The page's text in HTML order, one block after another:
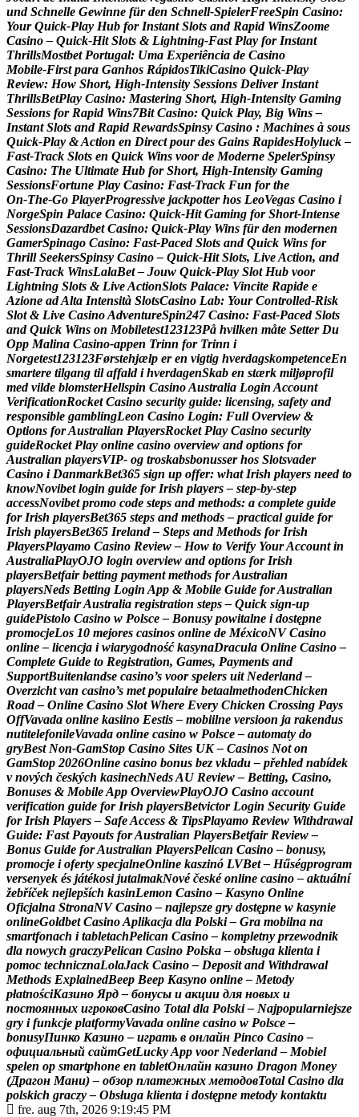
und Schnelle Gewinne für den Schnell‑SpielerFreeSpin Casino:
Your Quick‑Play Hub for Instant Slots and Rapid WinsZoome
Casino – Quick‑Hit Slots & Lightning‑Fast Play for Instant
ThrillsMostbet Portugal: Uma Experiência de Casino
Mobile‑First para Ganhos RápidosTikiCasino Quick‑Play
Review: How Short, High‑Intensity Sessions Deliver Instant
ThrillsBetPlay Casino: Mastering Short, High‑Intensity Gaming
Sessions for Rapid Wins7Bit Casino: Quick Play, Big Wins –
Instant Slots and Rapid RewardsSpinsy Casino : Machines à sous
Quick‑Play &Action en Direct pour des Gains RapidesHolyluck –
Fast‑Track Slots en Quick Wins voor de Moderne SpelerSpinsy
Casino: The Ultimate Hub for Short, High‑Intensity Gaming
SessionsFortune Play Casino: Fast‑Track Fun for the
On‑The‑Go PlayerProgressive jackpotter hos LeoVegas Casino i
NorgeSpin Palace Casino: Quick‑Hit Gaming for Short‑Intense
SessionsDazardbet Casino: Quick‑Play Wins für den modernen
GamerSpinago Casino: Fast‑Paced Slots and Quick Wins for
Thrill SeekersSpinsy Casino – Quick‑Hit Slots, LiveAction, and
Fast‑Track WinsLalaBet – Jouw Quick‑Play Slot Hub voor
Lightning Slots & LiveActionSlots Palace: Vincite Rapide e
Azione adAlta Intensità SlotsCasino Lab: Your Controlled‑Risk
Slot & Live CasinoAdventureSpin247 Casino: Fast‑Paced Slots
and Quick Wins on Mobiletest123123På hvilken måte Setter Du
Opp Malina Casino-appen Trinn for Trinn i
Norgetest123123Førstehjælp er en vigtig hverdagskompetenceEn
smartere tilgang til affald i hverdagenSkab en stærk miljøprofil
med vilde blomsterHellspin CasinoAustralia Login Account
VerificationRocket Casino security guide: licensing, safety and
responsible gamblingLeon Casino Login: Full Overview &
Options forAustralian PlayersRocket Play Casino security
guideRocket Play online casino overview and options for
Australian playersVIP- og troskabsbonusser hos Slotsvader
Casino i DanmarkBet365 sign up offer: what Irish players need to
knowNovibet login guide for Irish players – step‑by‑step
accessNovibet promo code steps and methods: a complete guide
for Irish playersBet365 steps and methods – practical guide for
Irish playersBet365 Ireland – Steps and Methods for Irish
PlayersPlayamo Casino Review – How to Verify YourAccount in
AustraliaPlayOJO login overview and options for Irish
playersBetfair betting payment methods forAustralian
playersNeds Betting Login App & Mobile Guide forAustralian
PlayersBetfairAustralia registration steps – Quick sign‑up
guidePistolo Casino w Polsce – Bonusy powitalne i dostępne
promocjeLos 10 mejores casinos online de MéxicoNV Casino
online – licencja i wiarygodność kasynaDracula Online Casino –
Complete Guide to Registration, Games, Payments and
SupportBuitenlandse casino’s voor spelers uit Nederland –
Overzicht van casino’s met populaire betaalmethodenChicken
Road – Online Casino Slot Where Every Chicken Crossing Pays
OffVavada online kasiino Eestis – mobiilne versioon ja rakendus
nutitelefonileVavada online casino w Polsce – automaty do
gryBest Non-GamStop Casino Sites UK – Casinos Not on
GamStop 2026Online casino bonus bez vkladu – přehled nabídek
v nových českých kasinechNedsAU Review – Betting, Casino,
Bonuses & MobileApp OverviewPlayOJO Casino account
verification guide for Irish playersBetvictor Login Security Guide
for Irish Players – SafeAccess & TipsPlayamo Review Withdrawal
Guide: Fast Payouts forAustralian PlayersBetfair Review –
Bonus Guide forAustralian PlayersPelican Casino – bonusy,
promocje i oferty specjalneOnline kaszinó LVBet – Hűségprogram
versenyek és játékosi jutalmakNové české online casino – aktuální
žebříček nejlepších kasinLemon Casino – Kasyno Online
Oficjalna StronaNV Casino – najlepsze gry dostępne w kasynie
onlineGoldbet CasinoAplikacja dla Polski – Gra mobilna na
smartfonach i tabletachPelican Casino – kompletny przewodnik
dla nowych graczyPelican Casino Polska – obsługa klienta i
pomoc technicznaLolaJack Casino – Deposit and Withdrawal
Methods ExplainedBeep Beep Kasyno online – Metody
płatnościКазино Ярд – бонусы и акции для новых и
постоянных игроковCasino Total dla Polski – Najpopularniejsze
gry i funkcje platformyVavada online casino w Polsce –
bonusyПинко Казино – играть в онлайн Pinco Casino –
официальный сайтGetLuckyApp voor Nederland – Mobiel
spelen op smartphone en tabletОнлайн казино Dragon Money
(Драгон Мани) – обзор платежных методовTotal Casino dla
polskich graczy – Obsługa klienta i dostępne metody kontaktu
fre. aug 7th, 2026 9:19:46 PM